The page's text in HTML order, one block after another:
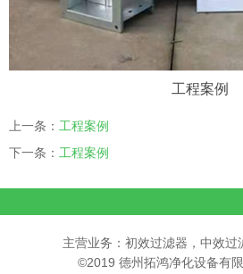
工程案例
上一条： 工程案例
下一条： 工程案例
主营业务：初效过滤器，中效过
©2019 德州拓鸿净化设备有